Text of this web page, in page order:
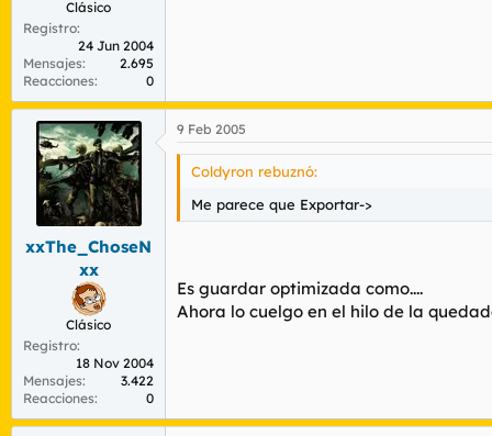
Clásico
Registro
24 Jun 2004
Mensajes
2.695
Reacciones
0
xxThe_ChoseN
xx
Clásico
Registro
18 Nov 2004
Mensajes
3.422
Reacciones
0
9 Feb 2005
Coldyron rebuznó:
Me parece que Exportar->
Es guardar optimizada como....
Ahora lo cuelgo en el hilo de la